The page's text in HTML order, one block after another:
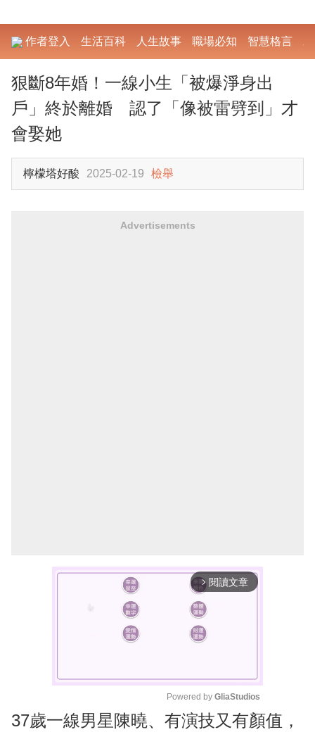
作者登入 生活百科 人生故事 職場必知 智慧格言
狠斷8年婚！一線小生「被爆淨身出
戶」終於離婚 認了「像被雷劈到」才
會娶她
檸檬塔好酸 2025-02-19 檢舉
Advertisements
arrow_forward_ios 閱讀文章
M
Powered by GliaStudios
37歲一線男星陳曉、有演技又有顏值，